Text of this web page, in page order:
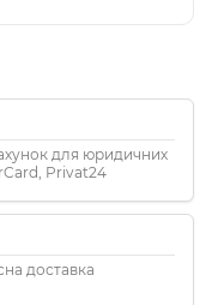
для юридичних
Privat24
доставка